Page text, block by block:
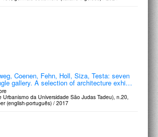
Coenen, Fehn, Holl, Siza, Testa: seven
gallery. A selection of architecture exhi…
Urbanismo da Universidade São Judas Tadeu), n.20,
(english-português) / 2017